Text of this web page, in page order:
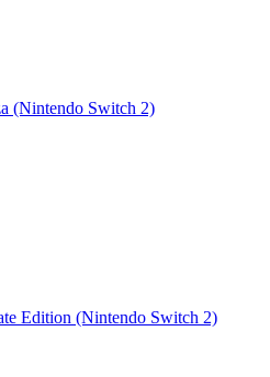
(Nintendo Switch 2)
Edition (Nintendo Switch 2)